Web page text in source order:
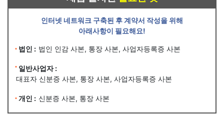
인터넷 네트워크 구축된 후 계약서 작성을 위해
아래사항이 필요해요!
법인 : 법인 인감 사본, 통장 사본, 사업자등록증 사본
일반사업자 :
대표자 신분증 사본, 통장 사본, 사업자등록증 사본
개인 : 신분증 사본, 통장 사본